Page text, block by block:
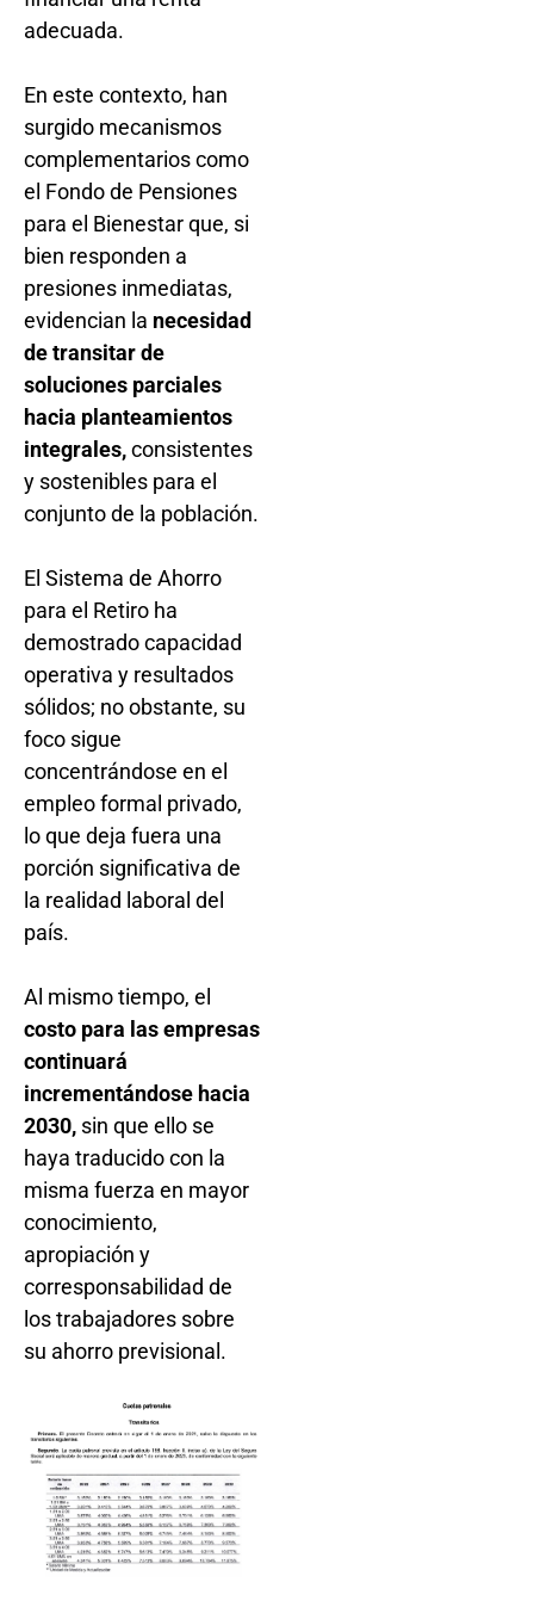
adecuada.
En este contexto, han
surgido mecanismos
complementarios como
el Fondo de Pensiones
para el Bienestar que, si
bien responden a
presiones inmediatas,
evidencian la necesidad
de transitar de
soluciones parciales
hacia planteamientos
integrales,consistentes
y sostenibles para el
conjunto de la población.
El Sistema de Ahorro
para el Retiro ha
demostrado capacidad
operativa y resultados
sólidos; no obstante, su
foco sigue
concentrándose en el
empleo formal privado,
lo que deja fuera una
porción significativa de
la realidad laboral del
país.
Al mismo tiempo, el
costo para las empresas
continuará
incrementándose hacia
2030, sin que ello se
haya traducido con la
misma fuerza en mayor
conocimiento,
apropiación y
corresponsabilidad de
los trabajadores sobre
su ahorro previsional.